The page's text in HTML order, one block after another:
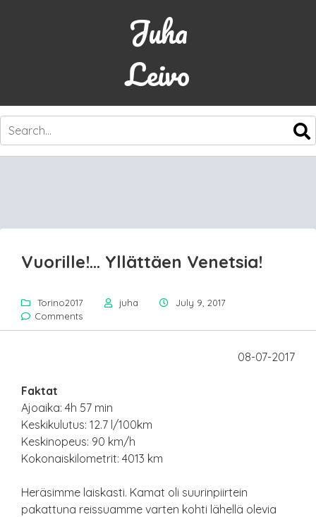
Juha
Leivo
SKIP
CONTENT
Vuorille!… Yllättäen Venetsia!
Torino2017 juha
July 9, 2017
Comments
08-07-2017
Faktat
Ajoaika: 4h 57 min
Keskikulutus: 12.7 l/100km
Keskinopeus: 90 km/h
Kokonaiskilometrit: 4013 km
Heräsimme laiskasti. Kamat oli suurinpiirtein
pakattuna reissuamme varten kohti lähellä olevia